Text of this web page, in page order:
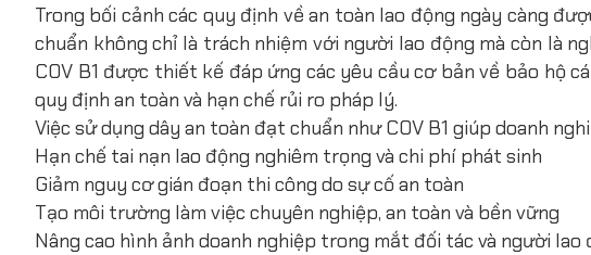
Trong bối cảnh các quy định về an toàn lao động ngày càng
chuẩn không chỉ là trách nhiệm với người lao động mà còn là
COV B1 được thiết kế đáp ứng các yêu cầu cơ bản về bảo hộ
quy định an toàn và hạn chế rủi ro pháp lý.
Việc sử dụng dây an toàn đạt chuẩn như COV B1 giúp doanh
Hạn chế tai nạn lao động nghiêm trọng và chi phí phát sinh
Giảm nguy cơ gián đoạn thi công do sự cố an toàn
Tạo môi trường làm việc chuyên nghiệp, an toàn và bền vững
Nâng cao hình ảnh doanh nghiệp trong mắt đối tác và người lao